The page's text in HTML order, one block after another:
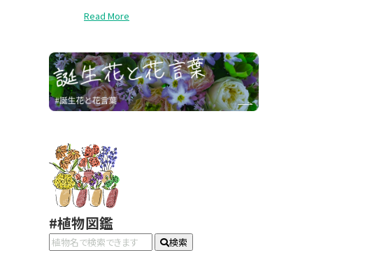
Read More
#植物図鑑
検索